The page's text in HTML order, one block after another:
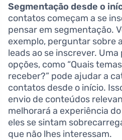
Segmentação desde o
contatos começam a se
pensar em segmentação.
exemplo, perguntar sobre
leads ao se inscrever.
opções, como “Quais
receber?” pode ajudar a
contatos desde o início.
envio de conteúdos
melhorará a experiência
eles se sintam
que não lhes interessam.